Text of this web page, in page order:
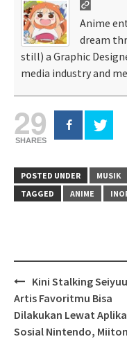
Anime
dream
still) a Graphic
media industry and
29
SHARES
POSTED UNDER
MUSIK
TAGGED
ANIME
Post
navigation
Kini Stalking
Artis Favoritmu Bisa
Dilakukan Lewat
Sosial Nintendo,